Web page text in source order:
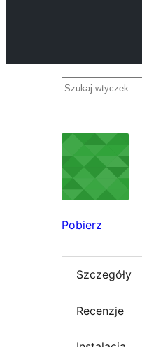
Szukaj
Pobierz
Szczegóły
Recenzje